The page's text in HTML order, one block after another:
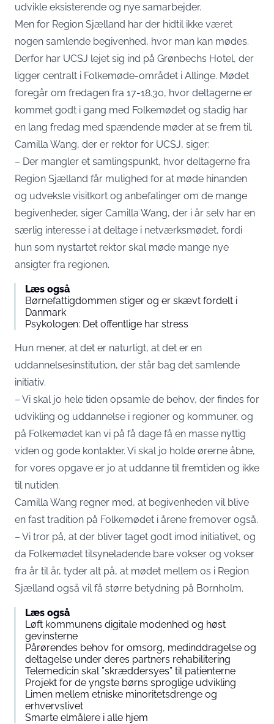
udvikle eksisterende og nye samarbejder.
Men for Region Sjælland har der hidtil ikke været
nogen samlende begivenhed, hvor man kan mødes.
Derfor har UCSJ lejet sig ind på Grønbechs Hotel, der
ligger centralt i Folkemøde-området i Allinge. Mødet
foregår om fredagen fra 17-18.30, hvor deltagerne er
kommet godt i gang med Folkemødet og stadig har
en lang fredag med spændende møder at se frem til.
Camilla Wang, der er rektor for UCSJ, siger:
– Der mangler et samlingspunkt, hvor deltagerne fra
Region Sjælland får mulighed for at møde hinanden
og udveksle visitkort og anbefalinger om de mange
begivenheder, siger Camilla Wang, der i år selv har en
særlig interesse i at deltage i netværksmødet, fordi
hun som nystartet rektor skal møde mange nye
ansigter fra regionen.
Læs også
Børnefattigdommen stiger og er skævt fordelt i
Danmark
Psykologen: Det offentlige har stress
Hun mener, at det er naturligt, at det er en
uddannelsesinstitution, der står bag det samlende
initiativ.
– Vi skal jo hele tiden opsamle de behov, der findes for
udvikling og uddannelse i regioner og kommuner, og
på Folkemødet kan vi på få dage få en masse nyttig
viden og gode kontakter. Vi skal jo holde ørerne åbne,
for vores opgave er jo at uddanne til fremtiden og ikke
til nutiden.
Camilla Wang regner med, at begivenheden vil blive
en fast tradition på Folkemødet i årene fremover også.
– Vi tror på, at der bliver taget godt imod initiativet, og
da Folkemødet tilsyneladende bare vokser og vokser
fra år til år, tyder alt på, at mødet mellem os i Region
Sjælland også vil få større betydning på Bornholm.
Læs også
Løft kommunens digitale modenhed og høst
gevinsterne
Pårørendes behov for omsorg, medinddragelse og
deltagelse under deres partners rehabilitering
Telemedicin skal ”skræddersyes” til patienterne
Projekt for de yngste børns sproglige udvikling
Limen mellem etniske minoritetsdrenge og
erhvervslivet
Smarte elmålere i alle hjem